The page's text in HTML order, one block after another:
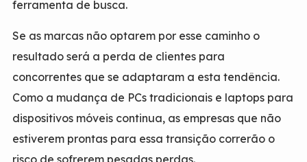
ferramenta de busca.
Se as marcas não optarem por esse caminho o
resultado será a perda de clientes para
concorrentes que se adaptaram a esta tendência.
Como a mudança de PCs tradicionais e laptops para
dispositivos móveis continua, as empresas que não
estiverem prontas para essa transição correrão o
risco de sofrerem pesadas perdas.